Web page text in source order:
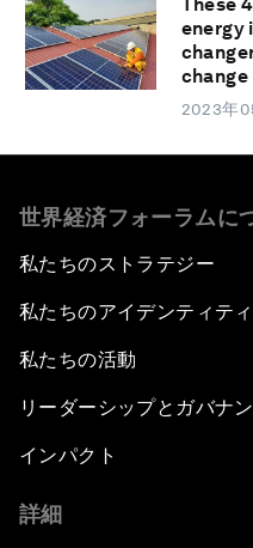
energy
change
2023年
世界経済フォーラムに
私たちのストラテジー
私たちのアイデンティティ
私たちの活動
リーダーシップとガバナ
インパクト
詳細